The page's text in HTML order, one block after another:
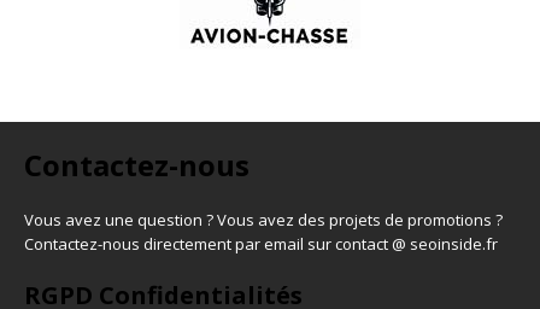
Contactez-nous
Vous avez une question ? Vous avez des projets de promotions ?
Contactez-nous directement par email sur contact @ seoinside.fr
RGPD Confidentialités